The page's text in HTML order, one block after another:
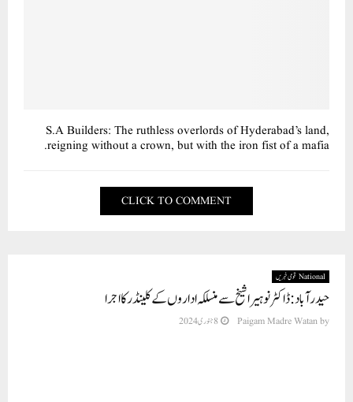
S.A Builders: The ruthless overlords of Hyderabad’s land,
reigning without a crown, but with the iron fist of a mafia.
CLICK TO COMMENT
National قومی خبریں
حیدر آباد : ڈاکٹر نوہیرا شیخ سے منسلکہ اداروں کے کلینڈر کا اجرا
by
Paigam Madre Watan 8 جنوری 2024